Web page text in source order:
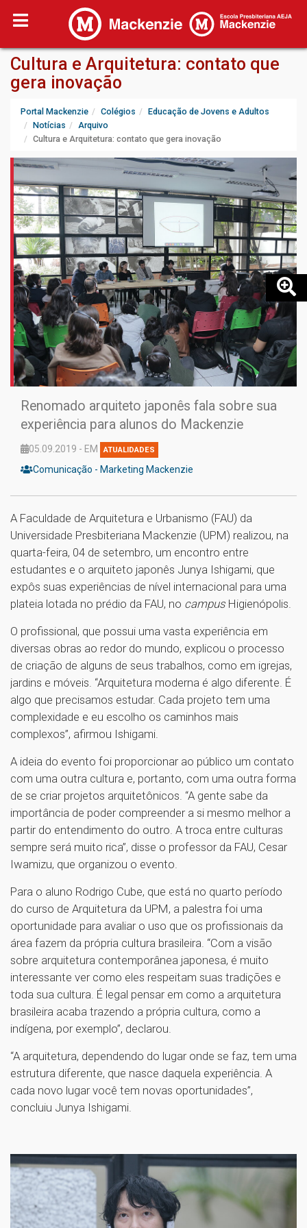
Cultura e Arquitetura: contato que
gera inovação
Portal Mackenzie Colégios
Educação de Jovens e Adultos
Notícias
Arquivo
Cultura e Arquitetura: contato que gera inovação
Renomado arquiteto japonês fala sobre sua
experiência para alunos do Mackenzie
05.09.2019 - EM ATUALIDADES
Comunicação - Marketing Mackenzie
A Faculdade de Arquitetura e Urbanismo (FAU) da
Universidade Presbiteriana Mackenzie (UPM) realizou, na
quarta-feira, 04 de setembro, um encontro entre
estudantes e o arquiteto japonês Junya Ishigami, que
expôs suas experiências de nível internacional para uma
plateia lotada no prédio da FAU, no campus Higienópolis.
O profissional, que possui uma vasta experiência em
diversas obras ao redor do mundo, explicou o processo
de criação de alguns de seus trabalhos, como em igrejas,
jardins e móveis. “Arquitetura moderna é algo diferente. É
algo que precisamos estudar. Cada projeto tem uma
complexidade e eu escolho os caminhos mais
complexos”, afirmou Ishigami.
A ideia do evento foi proporcionar ao público um contato
com uma outra cultura e, portanto, com uma outra forma
de se criar projetos arquitetônicos. “A gente sabe da
importância de poder compreender a si mesmo melhor a
partir do entendimento do outro. A troca entre culturas
sempre será muito rica”, disse o professor da FAU, Cesar
Iwamizu, que organizou o evento.
Para o aluno Rodrigo Cube, que está no quarto período
do curso de Arquitetura da UPM, a palestra foi uma
oportunidade para avaliar o uso que os profissionais da
área fazem da própria cultura brasileira. “Com a visão
sobre arquitetura contemporânea japonesa, é muito
interessante ver como eles respeitam suas tradições e
toda sua cultura. É legal pensar em como a arquitetura
brasileira acaba trazendo a própria cultura, como a
indígena, por exemplo”, declarou.
“A arquitetura, dependendo do lugar onde se faz, tem uma
estrutura diferente, que nasce daquela experiência. A
cada novo lugar você tem novas oportunidades”,
concluiu Junya Ishigami.